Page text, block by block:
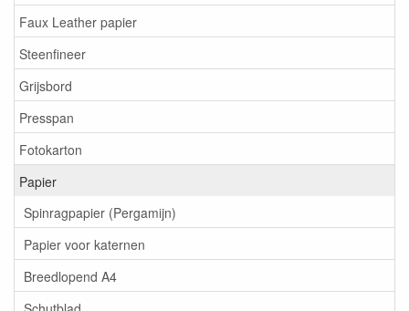
Faux Leather papier
Steenfineer
Grijsbord
Presspan
Fotokarton
Papier
Spinragpapier (Pergamijn)
Papier voor katernen
Breedlopend A4